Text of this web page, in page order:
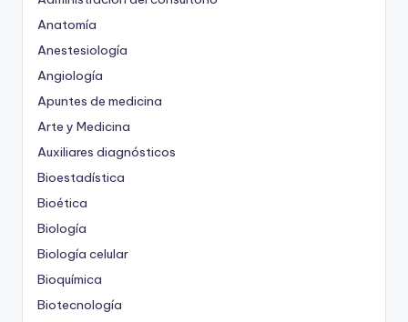
Anatomía
Anestesiología
Angiología
Apuntes de medicina
Arte y Medicina
Auxiliares diagnósticos
Bioestadística
Bioética
Biología
Biología celular
Bioquímica
Biotecnología